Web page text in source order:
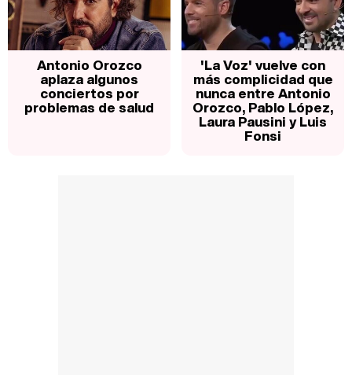
Antonio Orozco
aplaza algunos
conciertos por
problemas de salud
'La Voz' vuelve con
más complicidad que
nunca entre Antonio
Orozco, Pablo López,
Laura Pausini y Luis
Fonsi